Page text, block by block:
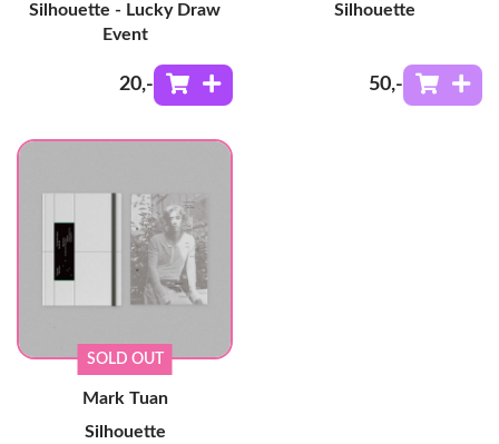
Silhouette - Lucky Draw
Event
20,-
Silhouette
50,-
SOLD OUT
Mark Tuan
Silhouette